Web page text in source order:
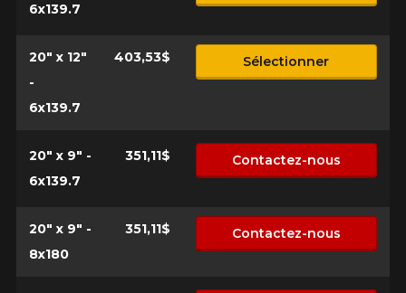
6x139.7
20" x 12"
-
6x139.7
403,53$ Sélectionner
20" x 9" -
6x139.7
351,11$ Contactez-nous
20" x 9" -
8x180
351,11$ Contactez-nous